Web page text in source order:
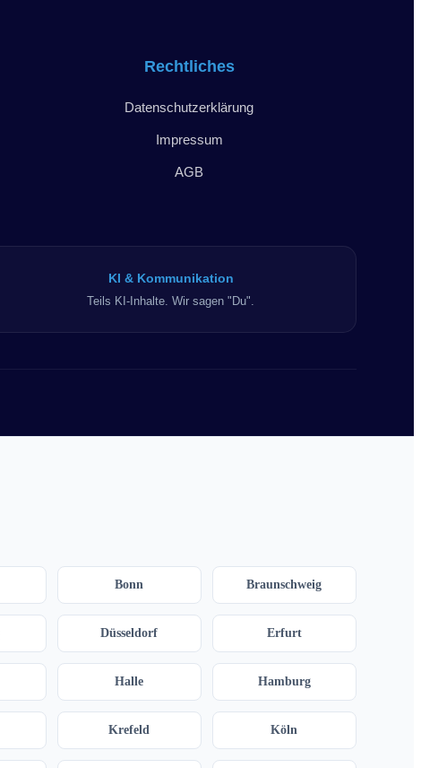
Rechtliches
Datenschutzerklärung
Impressum
AGB
KI & Kommunikation
Teils KI-Inhalte. Wir sagen "Du".
Bonn Braunschweig
Düsseldorf Erfurt
Halle Hamburg
Krefeld Köln